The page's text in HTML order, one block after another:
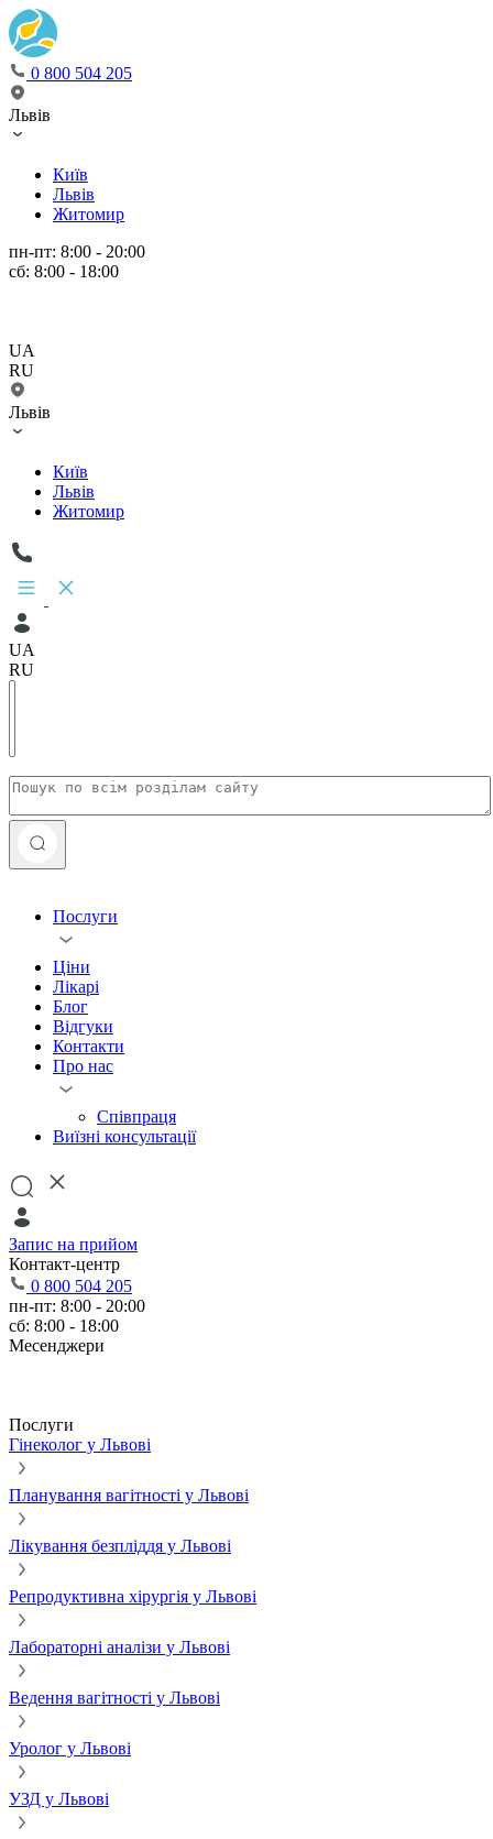
0 800 504 205
Львів
Київ
Львів
Житомир
пн-пт: 8:00 - 20:00
сб: 8:00 - 18:00
UA
RU
Львів
Київ
Львів
Житомир
UA
RU
Послуги
Ціни
Лікарі
Блог
Відгуки
Контакти
Про нас
Співпраця
Виїзні консультації
Запис на прийом
Контакт-центр
0 800 504 205
пн-пт: 8:00 - 20:00
сб: 8:00 - 18:00
Месенджери
Послуги
Гінеколог у Львові
Планування вагітності у Львові
Лікування безпліддя у Львові
Репродуктивна хірургія у Львові
Лабораторні аналізи у Львові
Ведення вагітності у Львові
Уролог у Львові
УЗД у Львові